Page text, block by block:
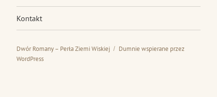
Kontakt
Dwór Romany – Perła Ziemi Wiskiej
Dumnie wspierane przez
WordPress